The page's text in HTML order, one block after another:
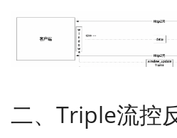
二、Triple流控